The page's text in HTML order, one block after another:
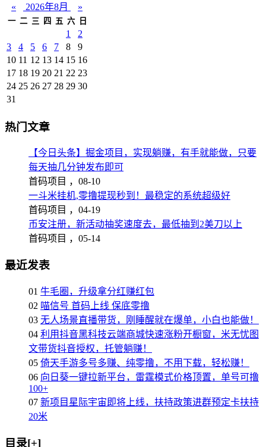
« 2026年8月 »
一 二 三 四 五 六 日
1
2
3
4 5 6 7 8
9
10 11 12 13 14 15 16
17 18 19 20 21 22 23
24 25 26 27 28 29 30
31
热门文章
【今日头条】掘金项目，实现躺赚，有手就能做，只要
每天抽几分钟发布即可
首码项目 ， 08-10
一斗米挂机,零撸提现秒到！最稳定的系统超级好
首码项目 ， 04-19
币安注册，新活动抽奖速度去，最低抽到2美刀以上
首码项目 ， 05-14
最近发表
01 牛毛圈，升级拿分红赚红包
02 喵信号 首码上线 保底零撸
03 无人场景直播带货，刚睡醒就在爆单，小白也能做！
04 利用抖音黑科技云端商城快速涨粉开橱窗，米无忧图
文带货抖音授权，托管躺赚！
05 倚天手游多号多赚、纯零撸，不用下载，轻松赚！
06 向日葵一键拉新平台，雷霆模式价格顶置，单号可撸
100+
07 新项目星际宇宙即将上线，扶持政策进群预定卡扶持
20米
目录[+]